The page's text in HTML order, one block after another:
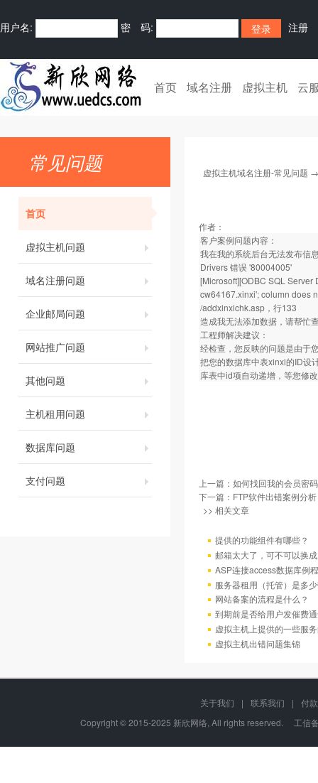
用户名: 密 码: 注册
首页 域名注册 虚拟主机 云
常见问题
首页
虚拟主机问题
域名注册问题
企业邮局问题
网站推广问题
其他问题
主机租用问题
数据库问题
支付问题
虚拟主机域名注册-常见问题
作者：
客户案例问题内容：
我在我的系统后台无法发布信
Drivers 错误 '80004005'
[Microsoft][ODBC SQL
cw64167.xinxi'; column does
/addxinxichk.asp，行133
造成我无法添加数据，请帮忙
工程师解决建议：
经检查，您反映的问题是由于
把您的数据库中表xinxi的ID设
库表中id项自动递增，等您修
上一篇： 如何找回我的会员密
下一篇： FTP软件出错案例分析
>> 相关文章
提供的功能组件有哪些？
邮箱太大了，可不可以换
ASP连接access数据库例程
服务器租用（托管）是多
网站备案的流程是什么？
到期前是否给用户发催费
虚拟主机上提供的一些服
虚拟主机出错问题集锦
关于我们 | 联系我们 |
付
Copyright © 2015-2025 新欣网络, All rights reserved. 工信